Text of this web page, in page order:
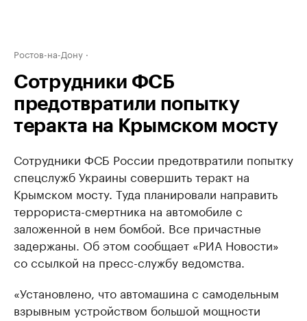
Ростов-на-Дону
Сотрудники ФСБ
предотвратили попытку
теракта на Крымском мосту
Сотрудники ФСБ России предотвратили попытку
спецслужб Украины совершить теракт на
Крымском мосту. Туда планировали направить
террориста-смертника на автомобиле с
заложенной в нем бомбой. Все причастные
задержаны. Об этом сообщает «РИА Новости»
со ссылкой на пресс-службу ведомства.
«Установлено, что автомашина с самодельным
взрывным устройством большой мощности